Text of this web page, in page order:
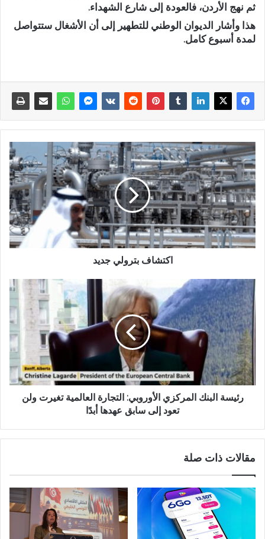
ثم نهج الأردن، فالعودة إلى شارع الشهداء.
هذا وأشار الديوان الوطني للتطهير إلى أن الأشغال ستتواصل
لمدة أسبوع كامل.
اكتشاف بترولي جديد
رئيسة البنك المركزي الأوروبي: التجارة العالمية تغيرت ولن
تعود إلى سابق عهدها أبدًا
مقالات ذات صلة